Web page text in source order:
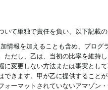
いて単独で責任を負い、以下記載
情報を加えることも含め、プロ
ただし、乙は、当初の比率を維持
に変更しない方法または事実とし
できます。甲が乙に提供すること
ォーマットされていないアマゾン